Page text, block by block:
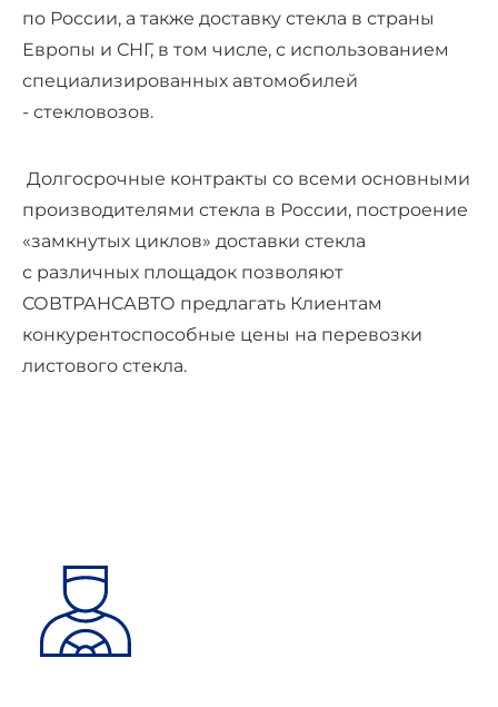
по России, а также доставку стекла в страны
Европы и СНГ, в том числе, с использованием
специализированных автомобилей
- стекловозов.
Долгосрочные контракты со всеми основными
производителями стекла в России, построение
«замкнутых циклов» доставки стекла
с различных площадок позволяют
СОВТРАНСАВТО предлагать Клиентам
конкурентоспособные цены на перевозки
листового стекла.